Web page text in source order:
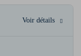
Voir détails